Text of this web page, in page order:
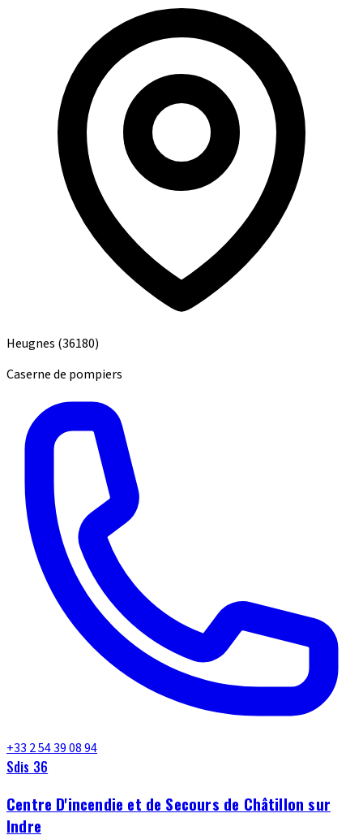
Heugnes (36180)
Caserne de pompiers
+33 2 54 39 08 94
Sdis 36
Centre D'incendie et de Secours de Châtillon sur
Indre